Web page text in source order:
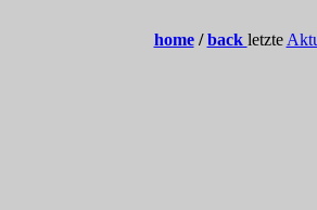
home/back letzte